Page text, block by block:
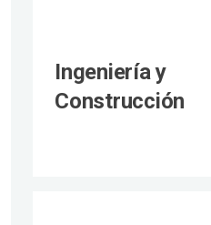
Ingeniería y
Construcción